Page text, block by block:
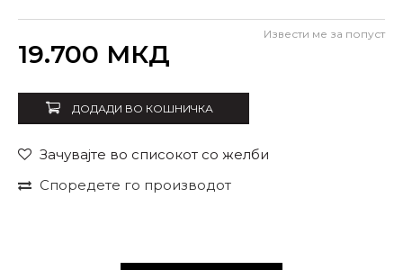
19.700 МКД
Извести ме за попуст
ДОДАДИ ВО КОШНИЧКА
Зачувајте во списокот со желби
Споредете го производот